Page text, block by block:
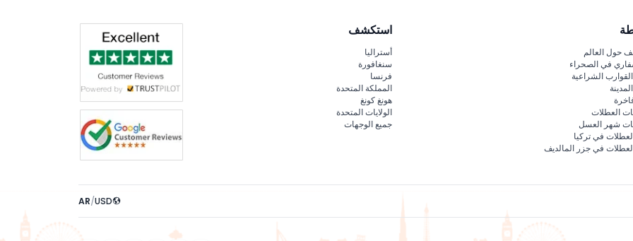
حول العالم
في الصحراء
الشراعية
العطلات
شهر العسل
في تركيا
في جزر المالديف
استكشف
أستراليا
سنغافورة
فرنسا
المملكة المتحدة
هونغ كونغ
الولايات المتحدة
جميع الوجهات
AR/USD